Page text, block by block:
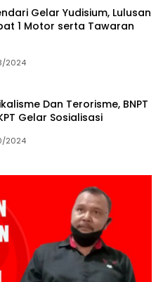
Gelar Yudisium, Lulusan
1 Motor serta Tawaran
2024
Dan Terorisme, BNPT
Gelar Sosialisasi
2024